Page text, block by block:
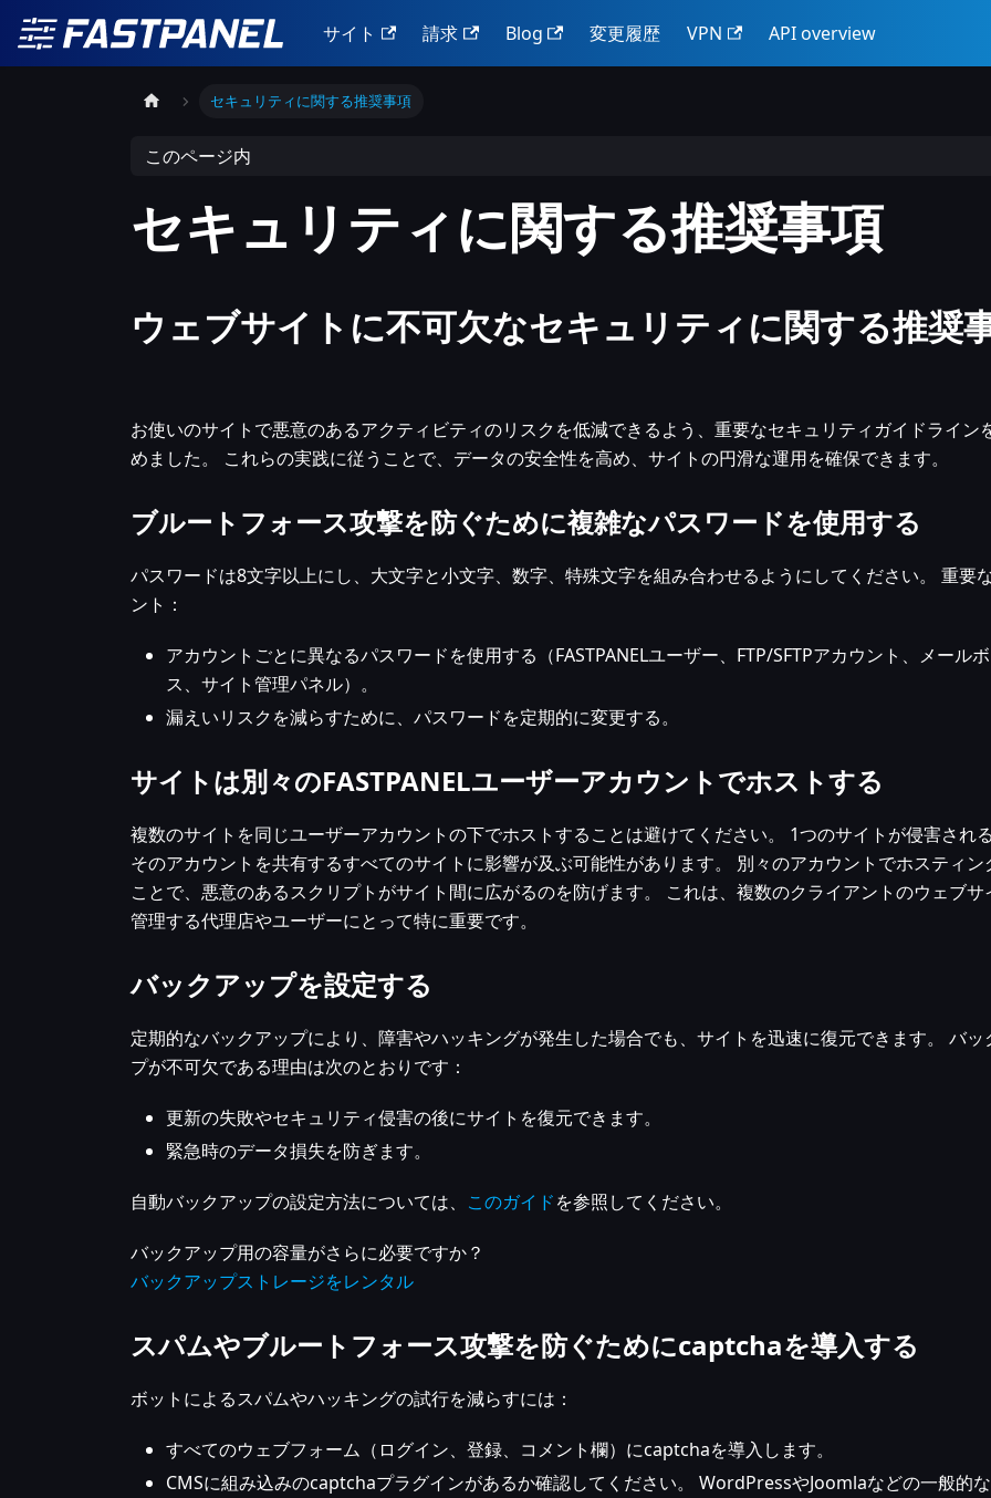
サイト 請求 Blog 変更履歴 VPN API overview
セキュリティに関する推奨事項
このページ内
セキュリティに関する推奨事項
ウェブサイトに不可欠なセキュリティに関する推奨
お使いのサイトで悪意のあるアクティビティのリスクを低減できるよう、重要なセキュリティガイドライン
めました。 これらの実践に従うことで、データの安全性を高め、サイトの円滑な運用を確保できます。
ブルートフォース攻撃を防ぐために複雑なパスワードを使用する
パスワードは8文字以上にし、大文字と小文字、数字、特殊文字を組み合わせるようにしてください。 重要
ント：
アカウントごとに異なるパスワードを使用する（FASTPANELユーザー、FTP/SFTPアカウント、メール
ス、サイト管理パネル）。
漏えいリスクを減らすために、パスワードを定期的に変更する。
サイトは別々のFASTPANELユーザーアカウントでホストする
複数のサイトを同じユーザーアカウントの下でホストすることは避けてください。 1つのサイトが侵害される
そのアカウントを共有するすべてのサイトに影響が及ぶ可能性があります。 別々のアカウントでホスティン
ことで、悪意のあるスクリプトがサイト間に広がるのを防げます。 これは、複数のクライアントのウェブサ
管理する代理店やユーザーにとって特に重要です。
バックアップを設定する
定期的なバックアップにより、障害やハッキングが発生した場合でも、サイトを迅速に復元できます。 バッ
プが不可欠である理由は次のとおりです：
更新の失敗やセキュリティ侵害の後にサイトを復元できます。
緊急時のデータ損失を防ぎます。
自動バックアップの設定方法については、 このガイドを参照してください。
バックアップ用の容量がさらに必要ですか？
バックアップストレージをレンタル
スパムやブルートフォース攻撃を防ぐためにcaptchaを導入する
ボットによるスパムやハッキングの試行を減らすには：
すべてのウェブフォーム（ログイン、登録、コメント欄）にcaptchaを導入します。
CMSに組み込みのcaptchaプラグインがあるか確認してください。 WordPressやJoomlaなどの一般的